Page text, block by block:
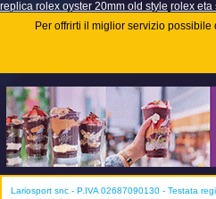
replica rolex oyster 20mm old style rolex eta
Per offrirti il miglior servizio
Lariosport snc - P.IVA 02687090130 - Testata